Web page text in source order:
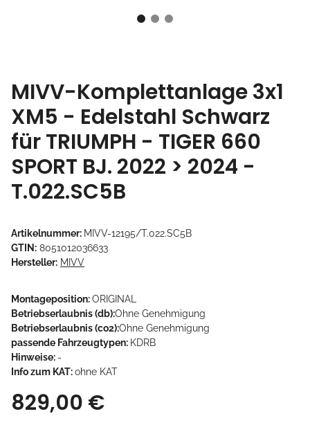
MIVV-Komplettanlage 3x1
XM5 - Edelstahl Schwarz
für TRIUMPH - TIGER 660
SPORT BJ. 2022 > 2024 -
T.022.SC5B
Artikelnummer: MIVV-12195/T.022.SC5B
GTIN: 8051012036633
Hersteller: MIVV
Montageposition:ORIGINAL
Betriebserlaubnis (db):Ohne Genehmigung
Betriebserlaubnis (co2):Ohne Genehmigung
passende Fahrzeugtypen: KDRB
Hinweise: -
Info zum KAT:ohne KAT
829,00 €